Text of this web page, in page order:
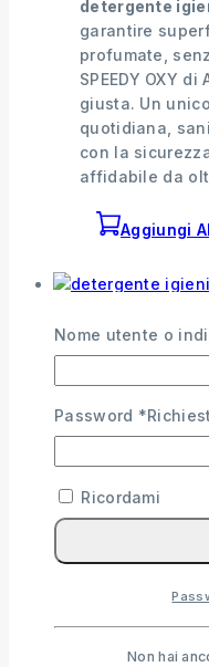
detergente
garantire
profumate,
SPEEDY OXY
giusta. Un
quotidiana,
con la
affidabile da
Aggiungi
FORMIO
base di sali
0out of 5
61,55€
Ottimo
ambienti a
Nome utente o
Password *
Ricordami
Non hai